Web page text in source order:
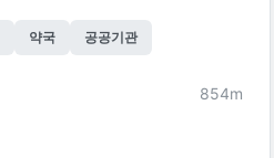
약국 공공기관
854m